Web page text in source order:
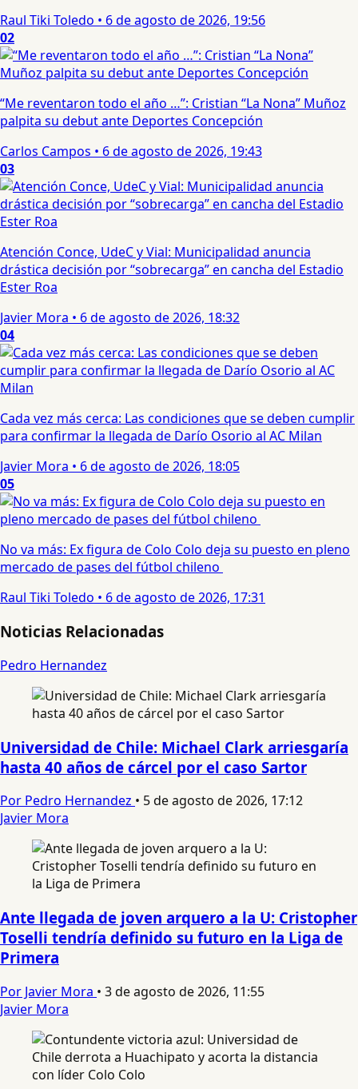
Raul Tiki Toledo • 6 de agosto de 2026, 19:56
02
“Me reventaron todo el año …”: Cristian “La Nona” Muñoz
palpita su debut ante Deportes Concepción
Carlos Campos • 6 de agosto de 2026, 19:43
03
Atención Conce, UdeC y Vial: Municipalidad anuncia
drástica decisión por “sobrecarga” en cancha del Estadio
Ester Roa
Javier Mora • 6 de agosto de 2026, 18:32
04
Cada vez más cerca: Las condiciones que se deben cumplir
para confirmar la llegada de Darío Osorio al AC Milan
Javier Mora • 6 de agosto de 2026, 18:05
05
No va más: Ex figura de Colo Colo deja su puesto en pleno
mercado de pases del fútbol chileno
Raul Tiki Toledo • 6 de agosto de 2026, 17:31
Noticias Relacionadas
Pedro Hernandez
Universidad de Chile: Michael Clark arriesgaría
hasta 40 años de cárcel por el caso Sartor
Por Pedro Hernandez • 5 de agosto de 2026, 17:12
Javier Mora
Ante llegada de joven arquero a la U: Cristopher
Toselli tendría definido su futuro en la Liga de
Primera
Por Javier Mora • 3 de agosto de 2026, 11:55
Javier Mora